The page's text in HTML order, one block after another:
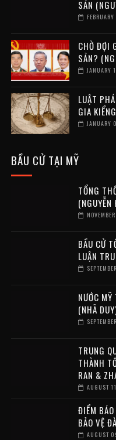
SẢN
CHỜ ĐỢI
SẢN?
JANUARY
LUẬT
GIA
BẦU CỬ TẠI MỸ
TỔNG
(NGUYỄN
BẦU CỬ
LUẬN
NƯỚC
(NHÃ
TRUNG
THÀNH
RAN &
AUGUST
ĐIỂM
BẢO VỆ
AUGUST